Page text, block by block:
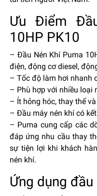
Ưu Điểm
10HP PK10
– Đầu Nén Khí Puma
điện, động cơ diesel,
– Tốc độ làm hơi nhanh
– Phù hợp với nhiều loại
– Ít hỏng hóc, thay thế
– Đầu máy nén khí có
– Puma cung cấp các
đáp ứng nhu cầu thay
sự tiện lợi khi khách
nén khí.
Ứng dụng đầu